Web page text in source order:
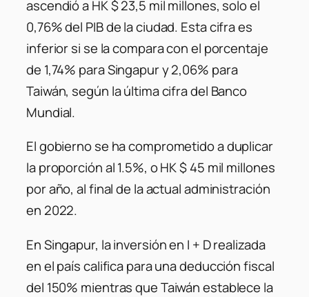
ascendió a HK $ 23,5 mil millones, solo el
0,76% del PIB de la ciudad. Esta cifra es
inferior si se la compara con el porcentaje
de 1,74% para Singapur y 2,06% para
Taiwán, según la última cifra del Banco
Mundial.
El gobierno se ha comprometido a duplicar
la proporción al 1.5%, o HK $ 45 mil millones
por año, al final de la actual administración
en 2022.
En Singapur, la inversión en I + D realizada
en el país califica para una deducción fiscal
del 150% mientras que Taiwán establece la